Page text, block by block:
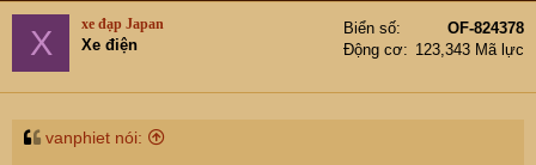
X xe đạp Japan
Xe điện
Biển số
OF-824378
Động cơ
123,343 Mã lực
vanphiet nói: